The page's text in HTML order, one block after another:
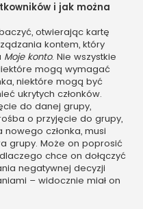
i jak można
otwierając kartę
kontem, który
Moje konto. Nie wszystkie
mogą wymagać
niektóre mogą być
ukrytych członków.
do danej grupy,
o przyjęcie do grupy,
członka, musi
grupy. Może on poprosić
chce on dołączyć
negatywnej decyzji
– widocznie miał on